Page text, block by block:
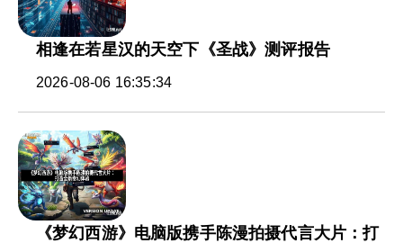
相逢在若星汉的天空下《圣战》测评报告
2026-08-06 16:35:34
《梦幻西游》电脑版携手陈漫拍摄代言大片：打